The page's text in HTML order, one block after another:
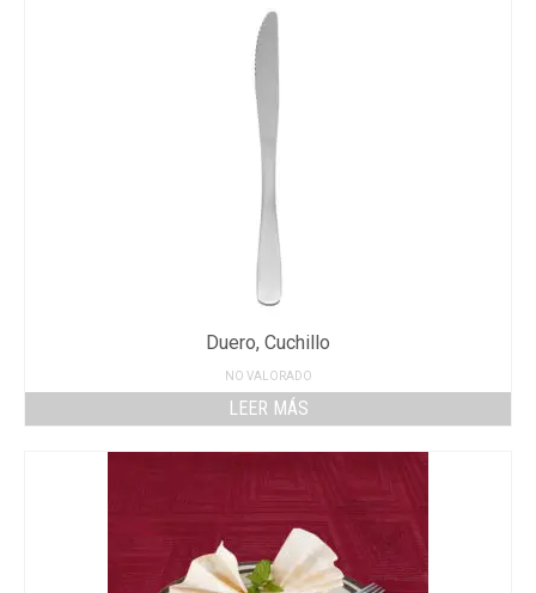
Duero, Cuchillo
NO VALORADO
LEER MÁS